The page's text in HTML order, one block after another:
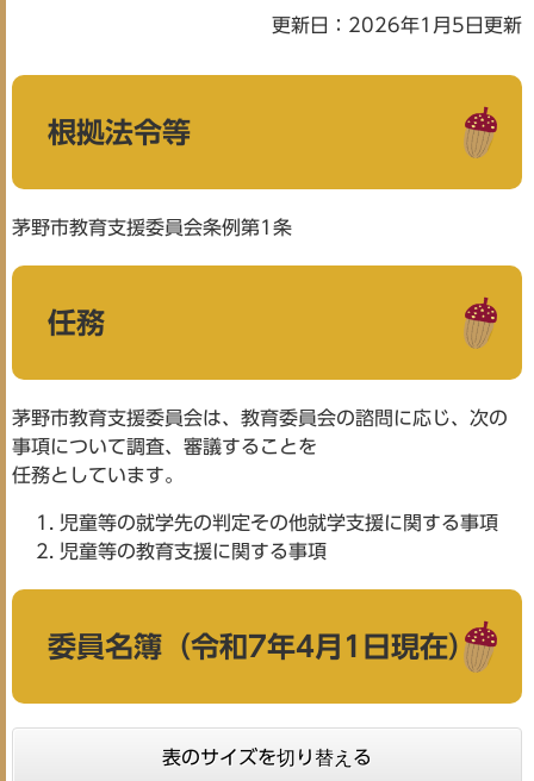
更新日：2026年1月5日更新
根拠法令等
茅野市教育支援委員会条例第1条
任務
茅野市教育支援委員会は、教育委員会の諮問に応じ、次の
事項について調査、審議することを
任務としています。
児童等の就学先の判定その他就学支援に関する事項
児童等の教育支援に関する事項
委員名簿（令和7年4月1日現在）
表のサイズを切り替える